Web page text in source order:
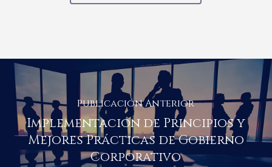
Publicación Anterior
Implementación de Principios y
Mejores Prácticas de Gobierno
Corporativo